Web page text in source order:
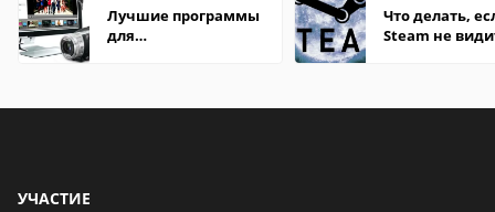
Лучшие программы
для
Что делать,
Steam не
УЧАСТИЕ